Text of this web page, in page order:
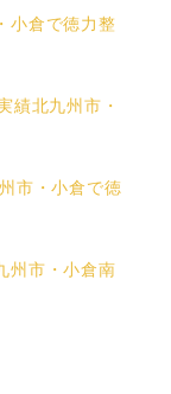
小倉で徳力整
績北九州市・
市・小倉で徳
州市・小倉南